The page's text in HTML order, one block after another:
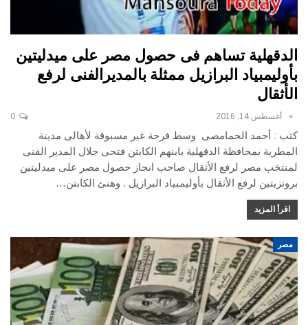
الدقهلية تساهم فى حصول مصر على ميدليتين
بأوليمبياد البرازيل ممثلة بالمديرالفنى لرفع
الأثقال
أغسطس 14, 2016
كتب : أحمد الحمامصى وسط فرحة غير مسبوقة لأهالى مدينة
المطرية بمحافظة الدقهلية بابنهم الكابتن فتحى جلال المدير الفنى
لمنتخب مصر لرفع الأثقال صاحب انجاز حصول مصر على ميدليتين
برونزيتين لرفع الأثقال بأوليمبياد البرازيل . وهنئ الكابتن…
اقرأ المزيد
مصر